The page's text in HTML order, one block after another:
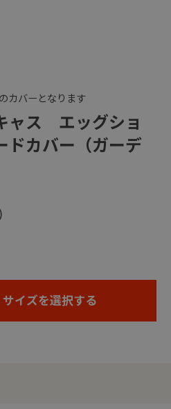
ャス エッグショ
カバー（ガーデ
カバーとなります
サイズを選択する